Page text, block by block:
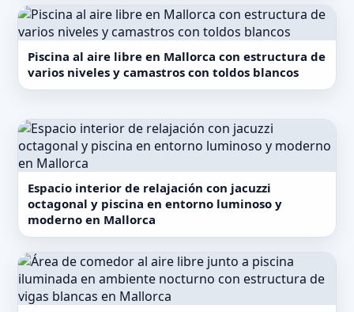
Piscina al aire libre en Mallorca con estructura de
varios niveles y camastros con toldos blancos
Espacio interior de relajación con jacuzzi
octagonal y piscina en entorno luminoso y
moderno en Mallorca